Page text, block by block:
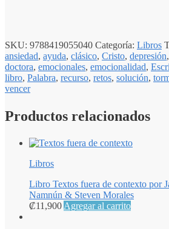
SKU: 9788419055040 Categoría: Libros
ansiedad, ayuda, clásico, Cristo, depresión,
doctora, emocionales, emocionalidad,
libro, Palabra, recurso, retos, solución,
vencer
Productos relacionados
Libros
Libro Textos fuera de contexto por
Namnún & Steven Morales
₡11,900Agregar al carrito